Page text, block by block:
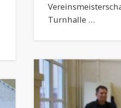
Turnhalle …